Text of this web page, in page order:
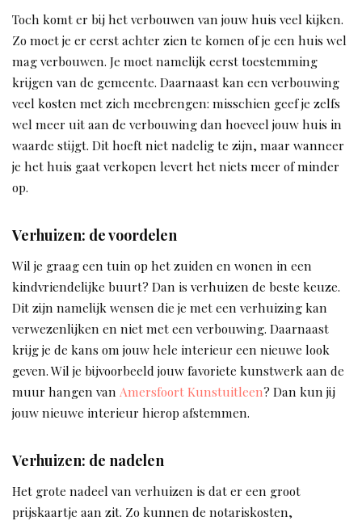
Toch komt er bij het verbouwen van jouw huis veel kijken.
Zo moet je er eerst achter zien te komen of je een huis wel
mag verbouwen. Je moet namelijk eerst toestemming
krijgen van de gemeente. Daarnaast kan een verbouwing
veel kosten met zich meebrengen: misschien geef je zelfs
wel meer uit aan de verbouwing dan hoeveel jouw huis in
waarde stijgt. Dit hoeft niet nadelig te zijn, maar wanneer
je het huis gaat verkopen levert het niets meer of minder
op.
Verhuizen: de voordelen
Wil je graag een tuin op het zuiden en wonen in een
kindvriendelijke buurt? Dan is verhuizen de beste keuze.
Dit zijn namelijk wensen die je met een verhuizing kan
verwezenlijken en niet met een verbouwing. Daarnaast
krijg je de kans om jouw hele interieur een nieuwe look
geven. Wil je bijvoorbeeld jouw favoriete kunstwerk aan de
muur hangen van Amersfoort Kunstuitleen? Dan kun jij
jouw nieuwe interieur hierop afstemmen.
Verhuizen: de nadelen
Het grote nadeel van verhuizen is dat er een groot
prijskaartje aan zit. Zo kunnen de notariskosten,